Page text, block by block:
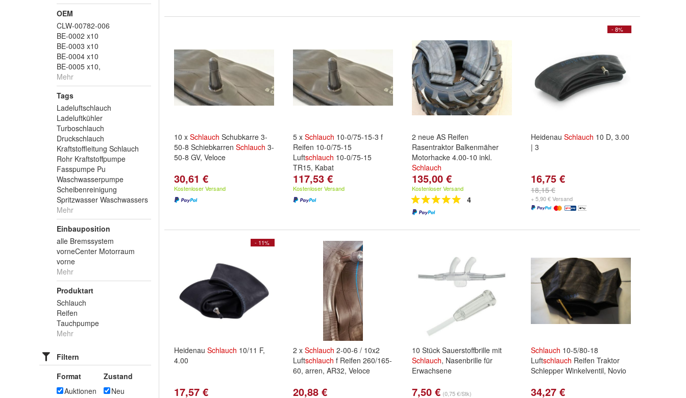
OEM
CLW-00782-006
BE-0002 x10
BE-0003 x10
BE-0004 x10
BE-0005 x10,
Mehr
Tags
Ladeluftschlauch
Ladeluftkühler
Turboschlauch
Druckschlauch
Kraftstoffleitung Schlauch
Rohr Kraftstoffpumpe
Fasspumpe Pu
Waschwasserpumpe
Scheibenreinigung
Spritzwasser Waschwassers
Mehr
Einbauposition
alle Bremssystem
vorneCenter Motorraum
vorne
Mehr
Produktart
Schlauch
Reifen
Tauchpumpe
Mehr
Filtern
Format
Auktionen
Zustand
Neu
10 x Schlauch Schubkarre 3-
50-8 Schiebkarren Schlauch 3-
50-8 GV, Veloce
30,61 €
Kostenloser Versand
5 x Schlauch 10-0/75-15-3 f
Reifen 10-0/75-15
Luftschlauch 10-0/75-15
TR15, Kabat
117,53 €
Kostenloser Versand
2 neue AS Reifen
Rasentraktor Balkenmäher
Motorhacke 4.00-10 inkl.
Schlauch
135,00 €
Kostenloser Versand
4
- 8%
Heidenau Schlauch 10 D, 3.00
| 3
16,75 €
18,15 €
+ 5,90 € Versand
- 11%
Heidenau Schlauch 10/11 F,
4.00
17,57 €
2 x Schlauch 2-00-6 / 10x2
Luftschlauch f Reifen 260/165-
60, arren, AR32, Veloce
20,88 €
10 Stück Sauerstoffbrille mit
Schlauch, Nasenbrille für
Erwachsene
7,50 € (0,75 €/Stk)
Schlauch 10-5/80-18
Luftschlauch Reifen Traktor
Schlepper Winkelventil, Novio
34,27 €